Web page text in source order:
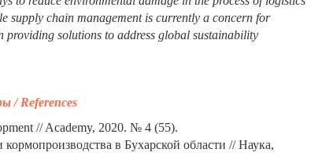
supply chain management is currently a concern for
solutions to address global sustainability
/ References
// Academy, 2020. № 4 (55).
в Бухарской области // Наука,